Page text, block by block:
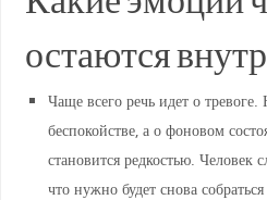
остаются
Чаще всего речь идет о
беспокойстве, а о фоновом
становится редкостью. Человек
что нужно будет снова